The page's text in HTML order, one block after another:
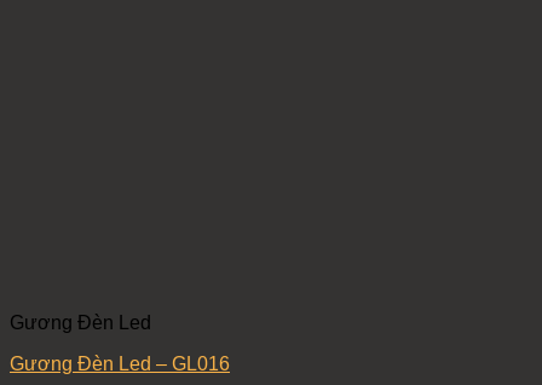
Gương Đèn Led
Gương Đèn Led – GL016